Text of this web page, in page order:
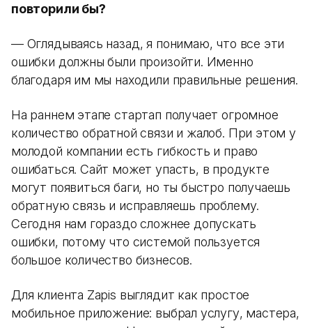
повторили бы?
— Оглядываясь назад, я понимаю, что все эти
ошибки должны были произойти. Именно
благодаря им мы находили правильные решения.
На раннем этапе стартап получает огромное
количество обратной связи и жалоб. При этом у
молодой компании есть гибкость и право
ошибаться. Сайт может упасть, в продукте
могут появиться баги, но ты быстро получаешь
обратную связь и исправляешь проблему.
Сегодня нам гораздо сложнее допускать
ошибки, потому что системой пользуется
большое количество бизнесов.
Для клиента Zapis выглядит как простое
мобильное приложение: выбрал услугу, мастера,